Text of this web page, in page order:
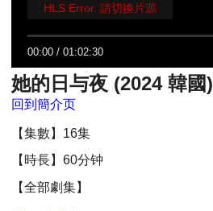
00:00 /01:02:30
HLS Error. 請切換片源
她的日与夜 (2024 韓國)
回到簡介页
【集數】16集
【時長】60分钟
【全部劇集】